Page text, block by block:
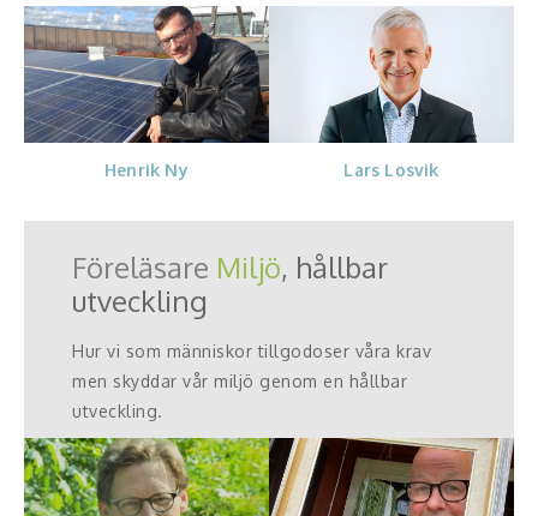
Henrik Ny Lars Losvik
Föreläsare Miljö, hållbar
utveckling
Hur vi som människor tillgodoser våra krav
men skyddar vår miljö genom en hållbar
utveckling.